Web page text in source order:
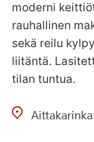
moderni
rauhallinen
sekä reilu
liitäntä.
tilan tuntua.